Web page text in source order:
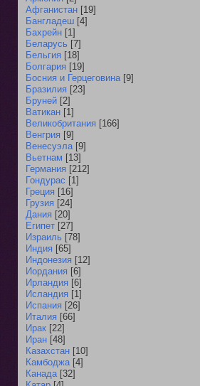
Афганистан [19]
Бангладеш [4]
Бахрейн [1]
Беларусь [7]
Бельгия [18]
Болгария [19]
Босния и Герцеговина [9]
Бразилия [23]
Бруней [2]
Ватикан [1]
Великобритания [166]
Венгрия [9]
Венесуэла [9]
Вьетнам [13]
Германия [212]
Гондурас [1]
Греция [16]
Грузия [24]
Дания [20]
Египет [27]
Израиль [78]
Индия [65]
Индонезия [12]
Иордания [6]
Ирландия [6]
Исландия [1]
Испания [26]
Италия [66]
Ирак [22]
Иран [48]
Казахстан [10]
Камбоджа [4]
Канада [32]